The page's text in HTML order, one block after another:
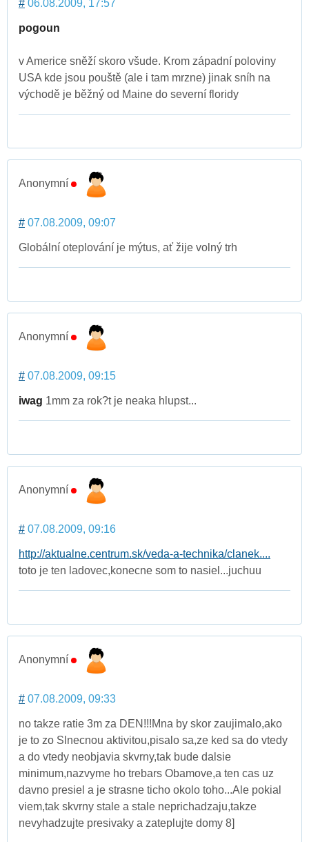
# 06.08.2009, 17:57
pogoun
v Americe sněží skoro všude. Krom západní poloviny
USA kde jsou pouště (ale i tam mrzne) jinak sníh na
východě je běžný od Maine do severní floridy
Anonymní
# 07.08.2009, 09:07
Globální oteplování je mýtus, ať žije volný trh
Anonymní
# 07.08.2009, 09:15
iwag 1mm za rok?t je neaka hlupst...
Anonymní
# 07.08.2009, 09:16
http://aktualne.centrum.sk/veda-a-technika/clanek....
toto je ten ladovec,konecne som to nasiel...juchuu
Anonymní
# 07.08.2009, 09:33
no takze ratie 3m za DEN!!!Mna by skor zaujimalo,ako
je to zo Slnecnou aktivitou,pisalo sa,ze ked sa do vtedy
a do vtedy neobjavia skvrny,tak bude dalsie
minimum,nazvyme ho trebars Obamove,a ten cas uz
davno presiel a je strasne ticho okolo toho...Ale pokial
viem,tak skvrny stale a stale neprichadzaju,takze
nevyhadzujte presivaky a zateplujte domy 8]